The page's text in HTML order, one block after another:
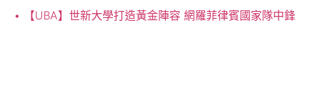
【UBA】世新大學打造黃金陣容 網羅菲律賓國家隊中鋒